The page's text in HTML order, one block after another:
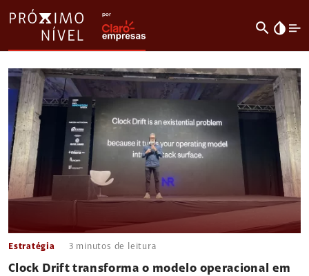
search invert_colors
Estratégia 3 minutos de leitura
Clock Drift transforma o modelo operacional em